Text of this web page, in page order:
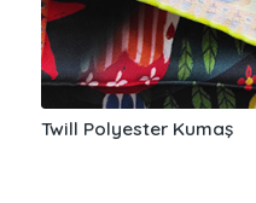
Twill Polyester Kumaş